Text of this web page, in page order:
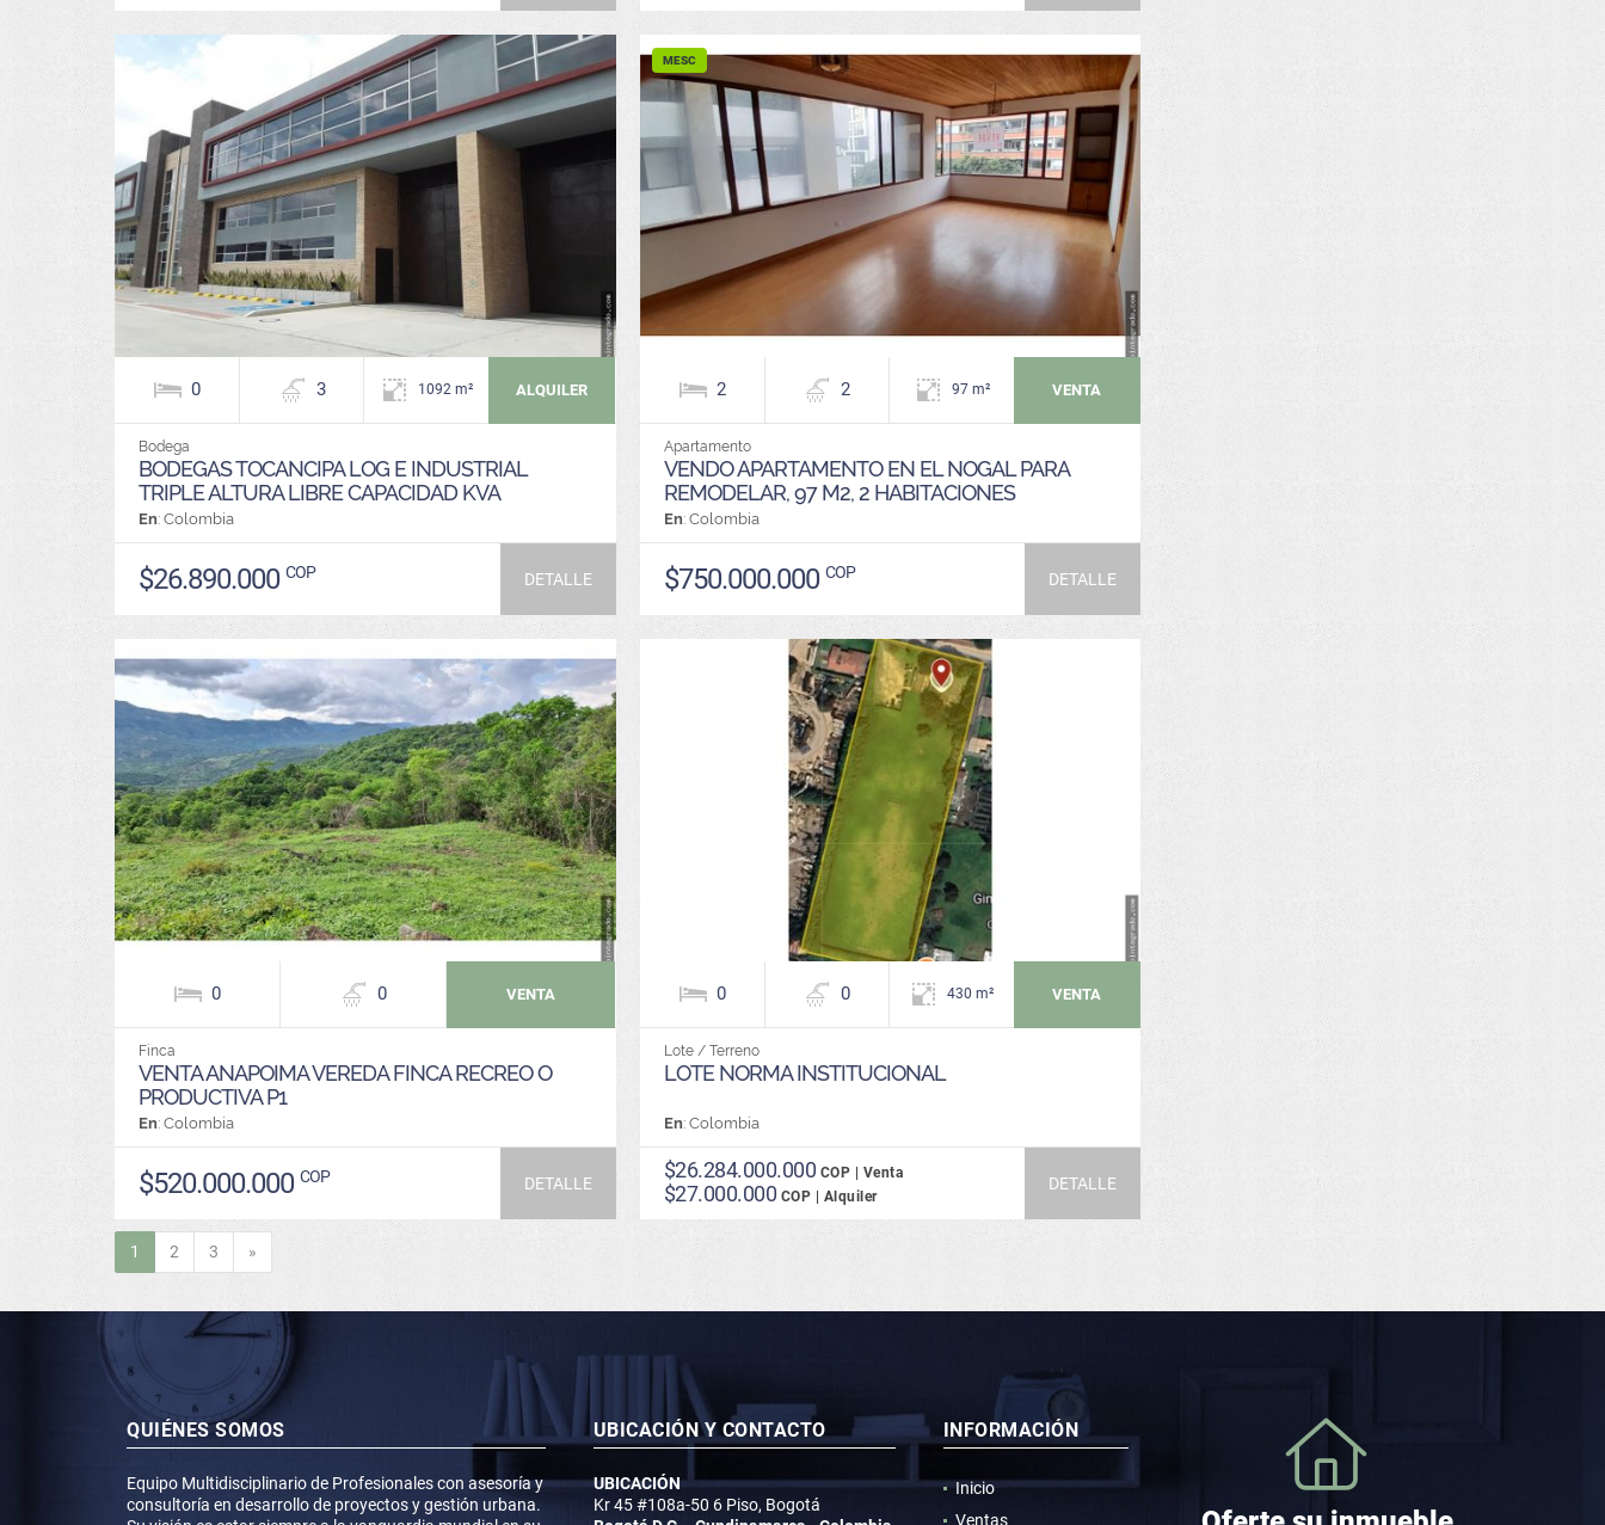
0 3 1092 m² ALQUILER
Bodega
BODEGAS TOCANCIPA LOG E INDUSTRIAL
TRIPLE ALTURA LIBRE CAPACIDAD KVA
En: Colombia
$26.890.000 COP DETALLE
MESC
2 2 97 m² VENTA
Apartamento
VENDO APARTAMENTO EN EL NOGAL PARA
REMODELAR, 97 M2, 2 HABITACIONES
En: Colombia
$750.000.000 COP DETALLE
0 0 VENTA
Finca
VENTA ANAPOIMA VEREDA FINCA RECREO O
PRODUCTIVA P1
En: Colombia
$520.000.000 COP DETALLE
0 0 430 m² VENTA
Lote / Terreno
LOTE NORMA INSTITUCIONAL
En: Colombia
$26.284.000.000 COP | Venta
$27.000.000 COP | Alquiler
DETALLE
1 2 3 »
QUIÉNES SOMOS
Equipo Multidisciplinario de Profesionales con asesoría y
consultoría en desarrollo de proyectos y gestión urbana.
UBICACIÓN Y CONTACTO
UBICACIÓN
Kr 45 #108a-50 6 Piso, Bogotá
INFORMACIÓN
Inicio
Ventas